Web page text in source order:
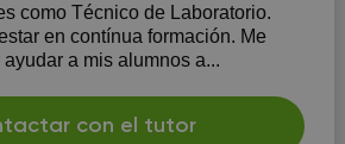
como Técnico de Laboratorio.
en contínua formación. Me
a mis alumnos a...
con el tutor